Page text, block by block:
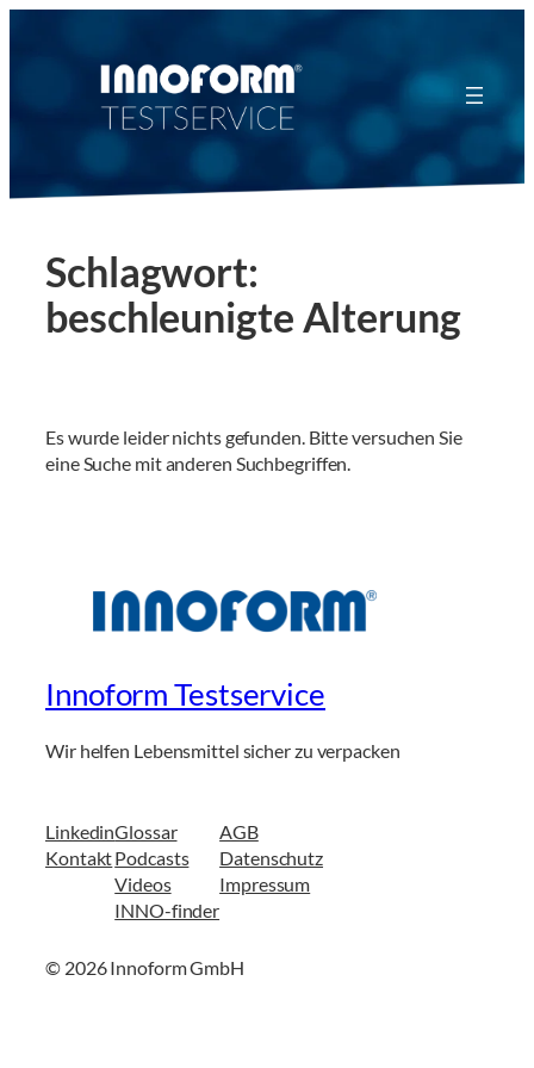
Schlagwort:
beschleunigte Alterung
Es wurde leider nichts gefunden. Bitte versuchen Sie
eine Suche mit anderen Suchbegriffen.
Innoform Testservice
Wir helfen Lebensmittel sicher zu verpacken
Linkedin
Kontakt
Glossar
Podcasts
Videos
INNO-finder
AGB
Datenschutz
Impressum
© 2026 Innoform GmbH